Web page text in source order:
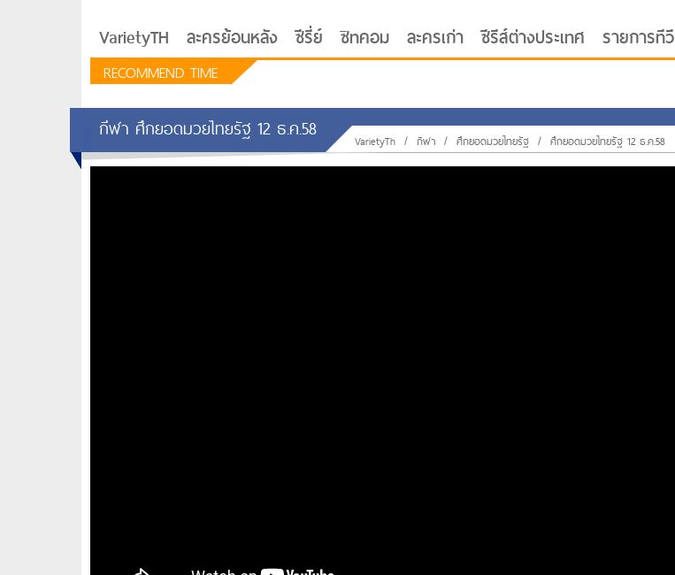
VarietyTH ละครย้อนหลัง ซีรี่ย์ ซิทคอม ละครเก่า ซีรีส์ต่างประเทศ รายการทีวี
RECOMMEND TIME
กีฬา ศึกยอดมวยไทยรัฐ 12 ธ.ค.58 VarietyTh / กีฬา / ศึกยอดมวยไทยรัฐ / ศึกยอดมวยไทยรัฐ 12 ธ.ค.58